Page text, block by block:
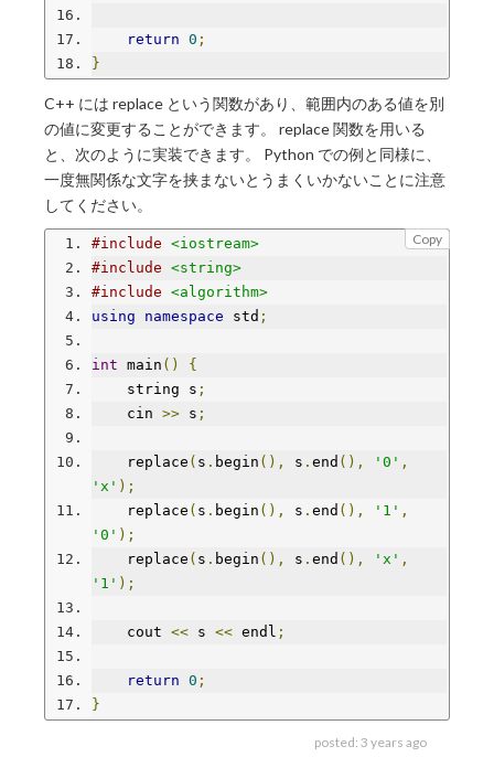
return 0 ;
}
C++ には replace という関数があり、範囲内のある値を別
の値に変更することができます。 replace 関数を用いる
と、次のように実装できます。 Python での例と同様に、
一度無関係な文字を挟まないとうまくいかないことに注意
してください。
Copy
#include <iostream>
#include <string>
#include <algorithm>
using
namespace std ;
int main ()
{
    string s
;
    cin
>> s ;
    replace
( s . begin (), s . end (), '0' ,
'x' );
    replace
( s . begin (), s . end (), '1' ,
'0' );
    replace
( s . begin (), s . end (), 'x' ,
'1' );
    cout
<< s << endl ;
return 0 ;
}
posted: 3 years ago